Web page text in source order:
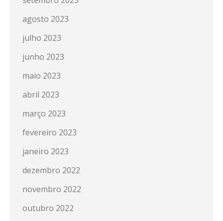
agosto 2023
julho 2023
junho 2023
maio 2023
abril 2023
março 2023
fevereiro 2023
janeiro 2023
dezembro 2022
novembro 2022
outubro 2022